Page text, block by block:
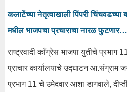
कलाटेंच्या नेतृत्वाखाली पिंपरी चिंचवडच्या
मधील भाजपचा प्रचाराचा नारळ फुटणार…
राष्ट्रवादी काँग्रेस भाजपा युतीचे प्रभाग
प्राचार कार्यालयाचे उद्घाटन आ.संग्राम
प्रभाग 11 चे उमेदवार आशा डागवाले,